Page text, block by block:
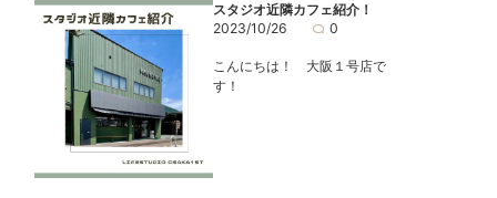
スタジオ近隣カフェ紹介！
2023/10/26
0
こんにちは！ 大阪１号店で
す！